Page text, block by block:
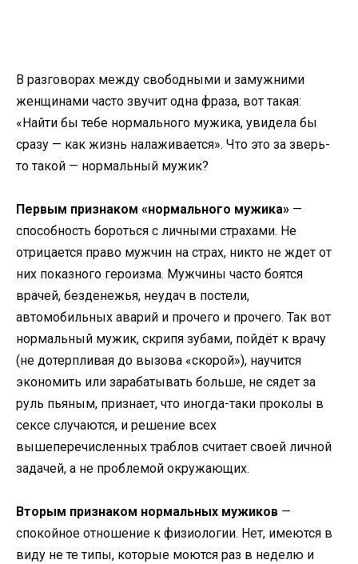
В разговорах между свободными и замужними
женщинами часто звучит одна фраза, вот такая:
«Найти бы тебе нормального мужика, увидела бы
сразу — как жизнь налаживается». Что это за зверь-
то такой — нормальный мужик?
Первым признаком «нормального мужика» —
способность бороться с личными страхами. Не
отрицается право мужчин на страх, никто не ждет от
них показного героизма. Мужчины часто боятся
врачей, безденежья, неудач в постели,
автомобильных аварий и прочего и прочего. Так вот
нормальный мужик, скрипя зубами, пойдёт к врачу
(не дотерпливая до вызова «скорой»), научится
экономить или зарабатывать больше, не сядет за
руль пьяным, признает, что иногда-таки проколы в
сексе случаются, и решение всех
вышеперечисленных траблов считает своей личной
задачей, а не проблемой окружающих.
Вторым признаком нормальных мужиков —
спокойное отношение к физиологии. Нет, имеются в
виду не те типы, которые моются раз в неделю и